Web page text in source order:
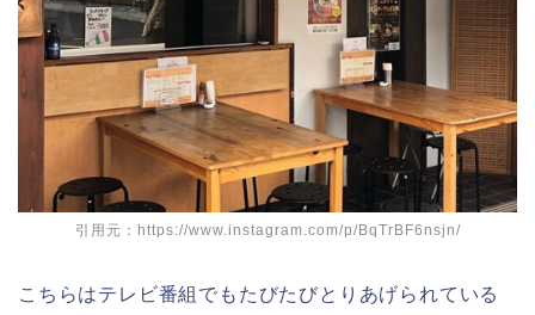
引用元：https://www.instagram.com/p/BqTrBF6nsjn/
こちらはテレビ番組でもたびたびとりあげられている